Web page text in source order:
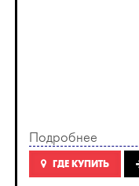
Подробнее
ГДЕ КУПИТЬ